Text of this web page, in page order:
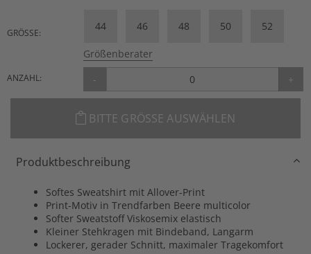
GRÖSSE:
44 46 48 50 52
Größenberater
ANZAHL: - +
BITTE GRÖSSE AUSWÄHLEN
Produktbeschreibung
Softes Sweatshirt mit Allover-Print
Print-Motiv in Trendfarben Beere multicolor
Softer Sweatstoff Viskosemix elastisch
Kleiner Stehkragen mit Bindeband, Langarm
Lockerer, gerader Schnitt, maximaler Tragekomfort